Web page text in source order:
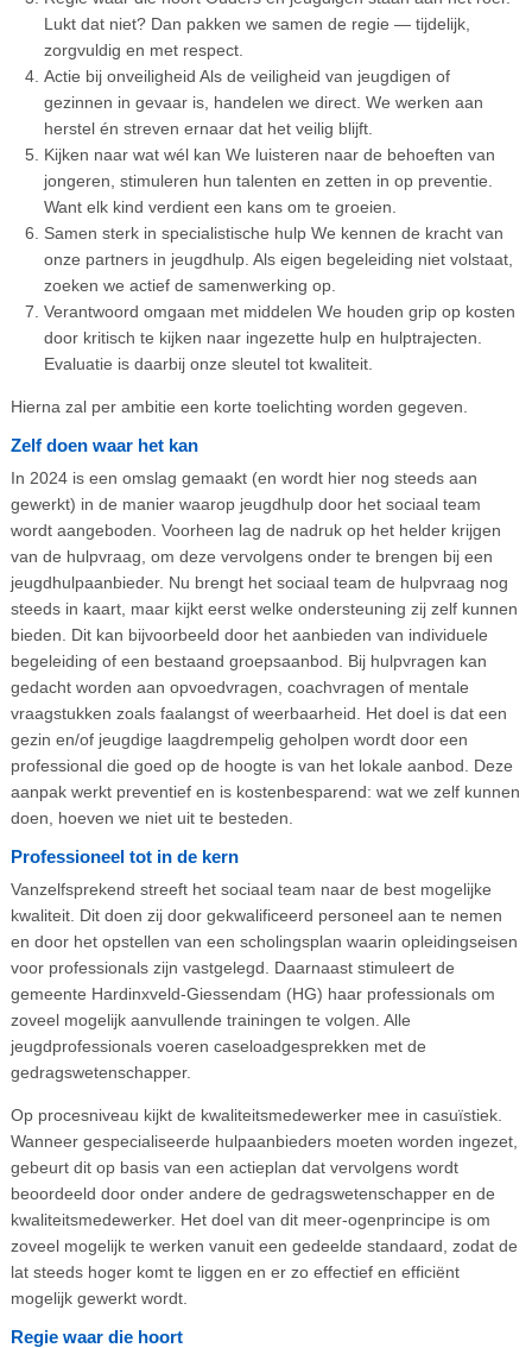
Lukt dat niet? Dan pakken we samen de regie — tijdelijk,
zorgvuldig en met respect.
Actie bij onveiligheid Als de veiligheid van jeugdigen of
gezinnen in gevaar is, handelen we direct. We werken aan
herstel én streven ernaar dat het veilig blijft.
Kijken naar wat wél kan We luisteren naar de behoeften van
jongeren, stimuleren hun talenten en zetten in op preventie.
Want elk kind verdient een kans om te groeien.
Samen sterk in specialistische hulp We kennen de kracht van
onze partners in jeugdhulp. Als eigen begeleiding niet volstaat,
zoeken we actief de samenwerking op.
Verantwoord omgaan met middelen We houden grip op kosten
door kritisch te kijken naar ingezette hulp en hulptrajecten.
Evaluatie is daarbij onze sleutel tot kwaliteit.
Hierna zal per ambitie een korte toelichting worden gegeven.
Zelf doen waar het kan
In 2024 is een omslag gemaakt (en wordt hier nog steeds aan
gewerkt) in de manier waarop jeugdhulp door het sociaal team
wordt aangeboden. Voorheen lag de nadruk op het helder krijgen
van de hulpvraag, om deze vervolgens onder te brengen bij een
jeugdhulpaanbieder. Nu brengt het sociaal team de hulpvraag nog
steeds in kaart, maar kijkt eerst welke ondersteuning zij zelf kunnen
bieden. Dit kan bijvoorbeeld door het aanbieden van individuele
begeleiding of een bestaand groepsaanbod. Bij hulpvragen kan
gedacht worden aan opvoedvragen, coachvragen of mentale
vraagstukken zoals faalangst of weerbaarheid. Het doel is dat een
gezin en/of jeugdige laagdrempelig geholpen wordt door een
professional die goed op de hoogte is van het lokale aanbod. Deze
aanpak werkt preventief en is kostenbesparend: wat we zelf kunnen
doen, hoeven we niet uit te besteden.
Professioneel tot in de kern
Vanzelfsprekend streeft het sociaal team naar de best mogelijke
kwaliteit. Dit doen zij door gekwalificeerd personeel aan te nemen
en door het opstellen van een scholingsplan waarin opleidingseisen
voor professionals zijn vastgelegd. Daarnaast stimuleert de
gemeente Hardinxveld-Giessendam (HG) haar professionals om
zoveel mogelijk aanvullende trainingen te volgen. Alle
jeugdprofessionals voeren caseloadgesprekken met de
gedragswetenschapper.
Op procesniveau kijkt de kwaliteitsmedewerker mee in casuïstiek.
Wanneer gespecialiseerde hulpaanbieders moeten worden ingezet,
gebeurt dit op basis van een actieplan dat vervolgens wordt
beoordeeld door onder andere de gedragswetenschapper en de
kwaliteitsmedewerker. Het doel van dit meer-ogenprincipe is om
zoveel mogelijk te werken vanuit een gedeelde standaard, zodat de
lat steeds hoger komt te liggen en er zo effectief en efficiënt
mogelijk gewerkt wordt.
Regie waar die hoort